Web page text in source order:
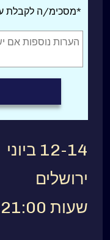
*מסכימ/ה לקבלת
12-14 ביוני
ירושלים
שעות 10:00-21:00